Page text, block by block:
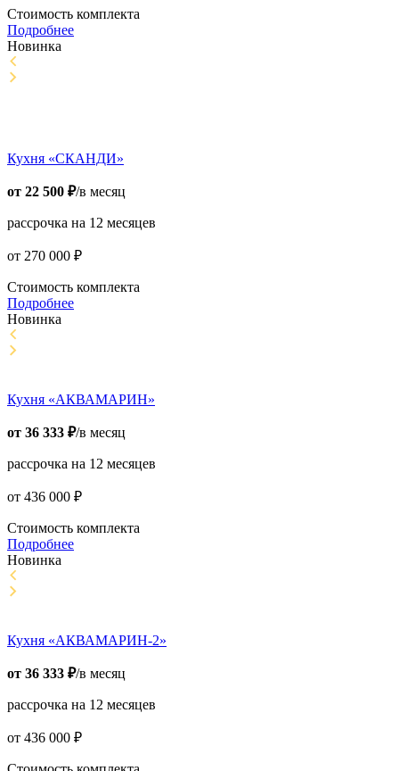
Стоимость комплекта
Подробнее
Новинка
Кухня «СКАНДИ»
от 22 500 ₽/в месяц
рассрочка на 12 месяцев
от 270 000 ₽
Стоимость комплекта
Подробнее
Новинка
Кухня «АКВАМАРИН»
от 36 333 ₽/в месяц
рассрочка на 12 месяцев
от 436 000 ₽
Стоимость комплекта
Подробнее
Новинка
Кухня «АКВАМАРИН-2»
от 36 333 ₽/в месяц
рассрочка на 12 месяцев
от 436 000 ₽